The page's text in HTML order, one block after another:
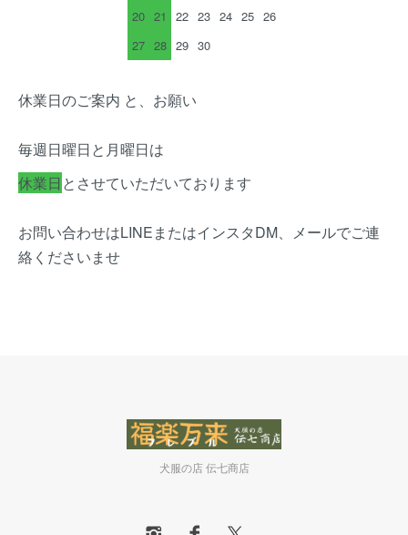
20 21 22 23 24 25 26
27 28 29 30
休業日のご案内 と、お願い
毎週日曜日と月曜日は
休業日 とさせていただいております
お問い合わせはLINEまたはインスタDM、メールでご連
絡くださいませ
犬服の店 伝七商店